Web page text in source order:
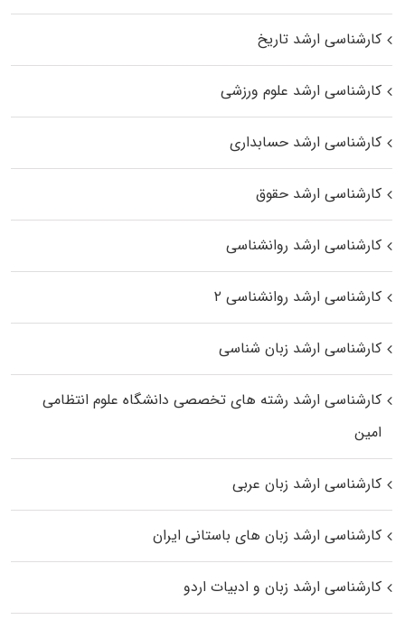
کارشناسی ارشد تاریخ
کارشناسی ارشد علوم ورزشی
کارشناسی ارشد حسابداری
کارشناسی ارشد حقوق
کارشناسی ارشد روانشناسی
کارشناسی ارشد روانشناسی ۲
کارشناسی ارشد زبان شناسی
کارشناسی ارشد رﺷﺘﻪ ﻫﺎی تخصصی داﻧﺸﮕﺎه ﻋﻠﻮم انتظامی
اﻣﻴﻦ
کارشناسی ارشد زبان عربی
کارشناسی ارشد زبان‌ های باستانی ایران
کارشناسی ارشد زبان و ادبیات اردو